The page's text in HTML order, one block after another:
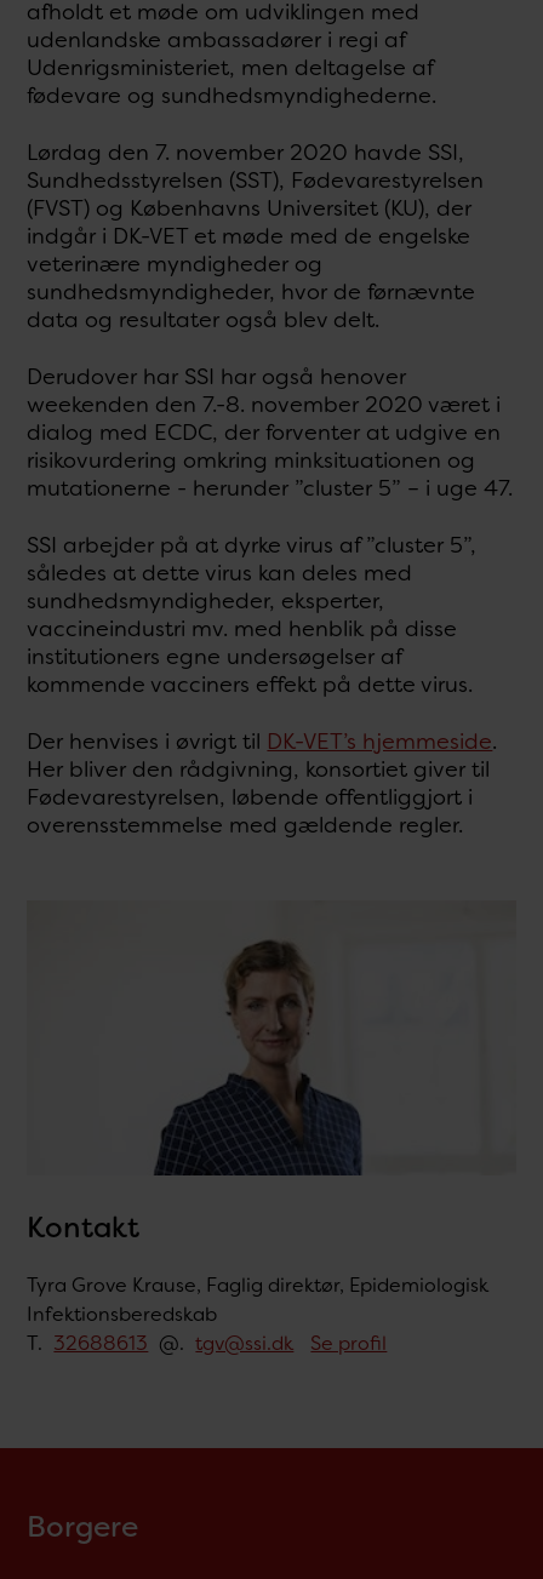
afholdt et møde om udviklingen med
udenlandske ambassadører i regi af
Udenrigsministeriet, men deltagelse af
fødevare og sundhedsmyndighederne.
Lørdag den 7. november 2020 havde SSI,
Sundhedsstyrelsen (SST), Fødevarestyrelsen
(FVST) og Københavns Universitet (KU), der
indgår i DK-VET et møde med de engelske
veterinære myndigheder og
sundhedsmyndigheder, hvor de førnævnte
data og resultater også blev delt.
Derudover har SSI har også henover
weekenden den 7.-8. november 2020 været i
dialog med ECDC, der forventer at udgive en
risikovurdering omkring minksituationen og
mutationerne - herunder ”cluster 5” – i uge 47.
SSI arbejder på at dyrke virus af ”cluster 5”,
således at dette virus kan deles med
sundhedsmyndigheder, eksperter,
vaccineindustri mv. med henblik på disse
institutioners egne undersøgelser af
kommende vacciners effekt på dette virus.
Der henvises i øvrigt til DK-VET’s hjemmeside.
Her bliver den rådgivning, konsortiet giver til
Fødevarestyrelsen, løbende offentliggjort i
overensstemmelse med gældende regler.
Kontakt
Tyra Grove Krause, Faglig direktør, Epidemiologisk
Infektionsberedskab
T. 32688613 @. tgv@ssi.dk Se profil
Borgere